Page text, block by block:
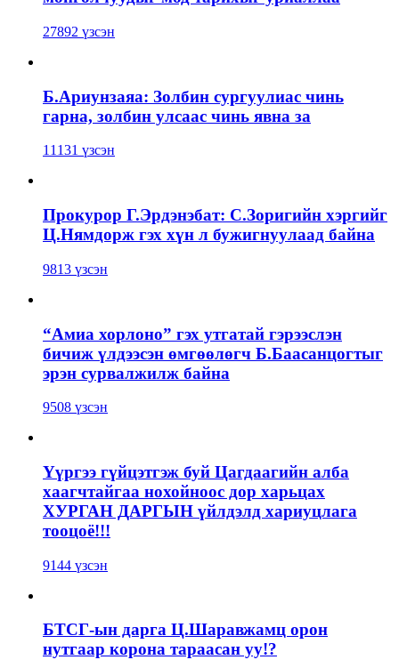
27892 үзсэн
Б.Ариунзаяа: Золбин сургуулиас чинь
гарна, золбин улсаас чинь явна за
11131 үзсэн
Прокурор Г.Эрдэнэбат: С.Зоригийн хэргийг
Ц.Нямдорж гэх хүн л бужигнуулаад байна
9813 үзсэн
“Амиа хорлоно” гэх утгатай гэрээслэн
бичиж үлдээсэн өмгөөлөгч Б.Баасанцогтыг
эрэн сурвалжилж байна
9508 үзсэн
Үүргээ гүйцэтгэж буй Цагдаагийн алба
хаагчтайгаа нохойноос дор харьцах
ХУРГАН ДАРГЫН үйлдэлд хариуцлага
тооцоё!!!
9144 үзсэн
БТСГ-ын дарга Ц.Шаравжамц орон
нутгаар корона тараасан уу!?